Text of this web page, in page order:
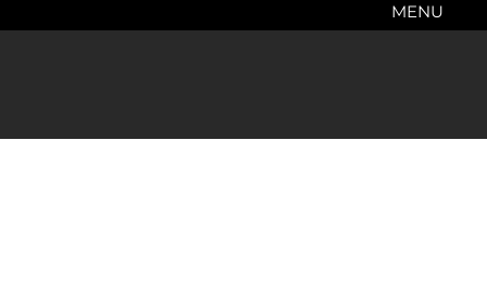
MENU